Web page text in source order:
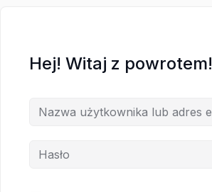
Hej! Witaj z powrotem!